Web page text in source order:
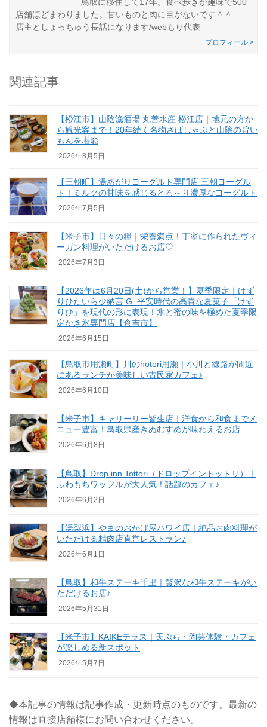
プロフィール >
鳥取に移住して17年。食べ歩きが趣味で500
店舗ほどまわりました。甘いものと肉に目がないです＾＾
店主としょっちゅう長話になります/webもり代表
関連記事
【松江市】山陰漁酒場 丸善水産 松江店｜地元の方か
ら観光客まで！20年続く名物さばしゃぶと山陰の旨い
もんを堪能
2026年8月5日
【三朝町】湯あがりヨーグルト専門店 三朝ヨーグル
ト｜ミルクの甘味を感じるとろ～り濃厚なヨーグルト
2026年7月5日
【米子市】日々の糧｜栄養満点！丁寧に作られたヴィ
ーガン料理がいただけるお店♡
2026年7月3日
【2026年は6月20日(土)から営業！】夏季限定｜けず
りひたいら少納言.G_平安時代の高貴な夏菓子「けず
りひ」を現代の形に表現！氷と蜜の味を極めた夏季限
定かき氷専門店【倉吉市】
2026年6月15日
【鳥取市用瀬町】川のhotori用瀬｜小川と線路が間近
にあるランチが美味しい古民家カフェ♪
2026年6月10日
【米子市】キャリーリー皆生店｜洋食から和食までメ
ニュー豊富！鳥取県産きぬむすめが味わえるお店
2026年6月8日
【鳥取】Drop inn Tottori（ドロップイントットリ）｜
ふわもちワッフルが大人気！話題のカフェ♪
2026年6月2日
【湯梨浜】やまのおかげ屋ハワイ店｜絶品お肉料理が
いただける精肉店直営レストラン♪
2026年6月1日
【鳥取】和牛ステーキ千里｜贅沢な和牛ステーキがい
ただけるお店♪
2026年5月31日
【米子市】KAIKEテラス｜天ぷら・陶芸体験・カフェ
が楽しめる新スポット
2026年5月7日
◆本記事の情報は記事作成・更新時点のものです。最新の
情報は直接店舗様にお問い合わせください。